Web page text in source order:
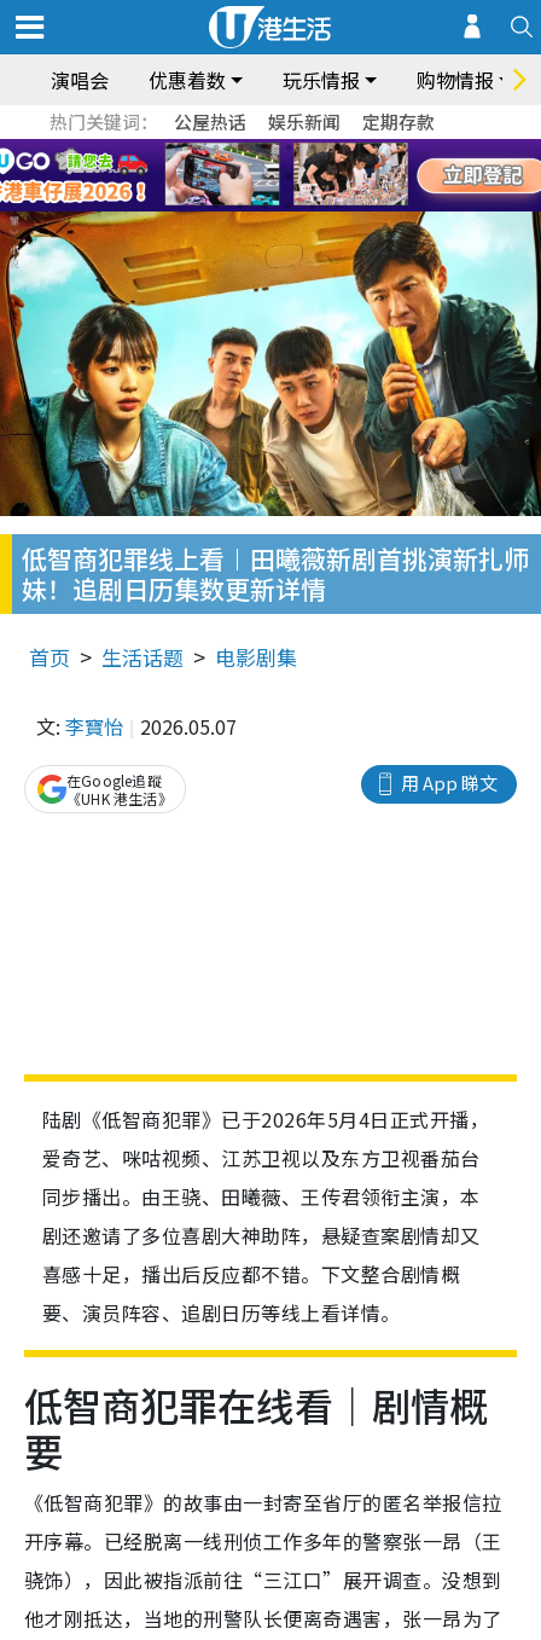
演唱会 优惠着数 玩乐情报 购物情报
热门关键词： 公屋热话 娱乐新闻 定期存款
低智商犯罪线上看︱田曦薇新剧首挑演新扎师
妹！追剧日历集数更新详情
首页 生活话题 电影剧集
文: 李寶怡 2026.05.07
用 App 睇文
在Google追蹤
《UHK 港生活》
陆剧《低智商犯罪》已于2026年5月4日正式开播，
爱奇艺、咪咕视频、江苏卫视以及东方卫视番茄台
同步播出。由王骁、田曦薇、王传君领衔主演，本
剧还邀请了多位喜剧大神助阵，悬疑查案剧情却又
喜感十足，播出后反应都不错。下文整合剧情概
要、演员阵容、追剧日历等线上看详情。
低智商犯罪在线看｜剧情概
要
《低智商犯罪》的故事由一封寄至省厅的匿名举报信拉
开序幕。已经脱离一线刑侦工作多年的警察张一昂（王
骁饰），因此被指派前往“三江口”展开调查。没想到
他才刚抵达，当地的刑警队长便离奇遇害，张一昂为了